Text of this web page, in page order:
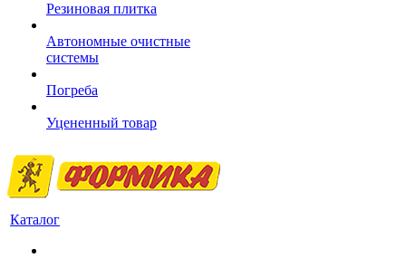
Резиновая плитка
Автономные очистные
системы
Погреба
Уцененный товар
Каталог